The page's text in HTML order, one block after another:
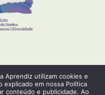
Aprendiz utilizam cookies e
explicado em nossa Política
conteúdo e publicidade. Ao